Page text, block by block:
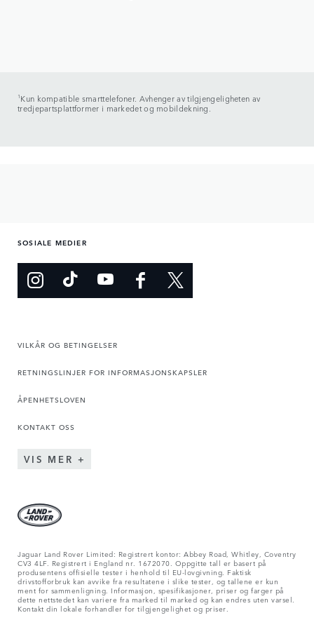
1 Kun kompatible smarttelefoner. Avhenger av tilgjengeligheten av
tredjepartsplattformer i markedet og mobildekning.
SOSIALE MEDIER
VILKÅR OG BETINGELSER
RETNINGSLINJER FOR INFORMASJONSKAPSLER
ÅPENHETSLOVEN
KONTAKT OSS
VIS MER
Jaguar Land Rover Limited: Registrert kontor: Abbey Road, Whitley, Coventry
CV3 4LF. Registrert i England nr. 1672070. Oppgitte tall er basert på
produsentens offisielle tester i henhold til EU-lovgivning. Faktisk
drivstofforbruk kan avvike fra resultatene i slike tester, og tallene er kun
ment for sammenligning. Informasjon, spesifikasjoner, priser og farger på
dette nettstedet kan variere fra marked til marked og kan endres uten varsel.
Kontakt din lokale forhandler for tilgjengelighet og priser.